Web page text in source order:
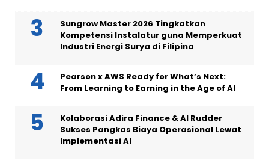
Sungrow Master 2026 Tingkatkan
Kompetensi Instalatur guna Memperkuat
Industri Energi Surya di Filipina
Pearson x AWS Ready for What’s Next:
From Learning to Earning in the Age of AI
Kolaborasi Adira Finance & AI Rudder
Sukses Pangkas Biaya Operasional Lewat
Implementasi AI